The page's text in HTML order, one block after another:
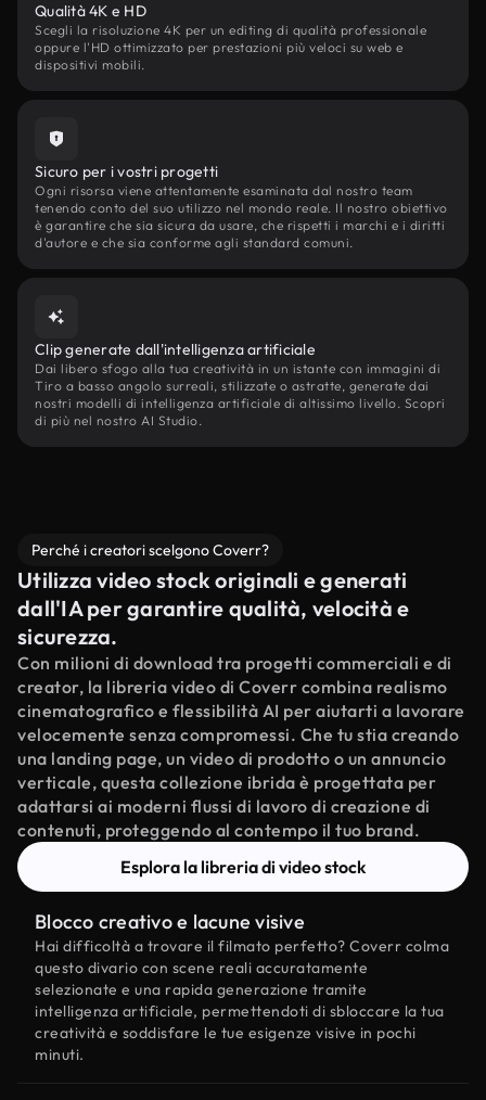
Qualità 4K e HD
Scegli la risoluzione 4K per un editing di qualità professionale
oppure l'HD ottimizzato per prestazioni più veloci su web e
dispositivi mobili.
Sicuro per i vostri progetti
Ogni risorsa viene attentamente esaminata dal nostro team
tenendo conto del suo utilizzo nel mondo reale. Il nostro obiettivo
è garantire che sia sicura da usare, che rispetti i marchi e i diritti
d'autore e che sia conforme agli standard comuni.
Clip generate dall'intelligenza artificiale
Dai libero sfogo alla tua creatività in un istante con immagini di
Tiro a basso angolo surreali, stilizzate o astratte, generate dai
nostri modelli di intelligenza artificiale di altissimo livello. Scopri
di più nel nostro AI Studio.
Perché i creatori scelgono Coverr?
Utilizza video stock originali e generati
dall'IA per garantire qualità, velocità e
sicurezza.
Con milioni di download tra progetti commerciali e di
creator, la libreria video di Coverr combina realismo
cinematografico e flessibilità AI per aiutarti a lavorare
velocemente senza compromessi. Che tu stia creando
una landing page, un video di prodotto o un annuncio
verticale, questa collezione ibrida è progettata per
adattarsi ai moderni flussi di lavoro di creazione di
contenuti, proteggendo al contempo il tuo brand.
Esplora la libreria di video stock
Blocco creativo e lacune visive
Hai difficoltà a trovare il filmato perfetto? Coverr colma
questo divario con scene reali accuratamente
selezionate e una rapida generazione tramite
intelligenza artificiale, permettendoti di sbloccare la tua
creatività e soddisfare le tue esigenze visive in pochi
minuti.